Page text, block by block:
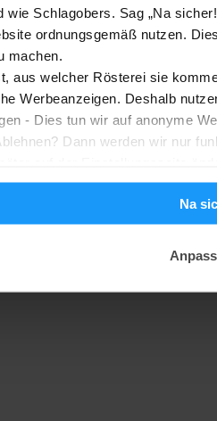
wie Schlagobers. Sag „Na
ordnungsgemäß nutzen.
machen.
aus welcher Rösterei sie
Werbeanzeigen. Deshalb
- Dies tun wir auf anonyme
Dann werden wir nur
Na
Alles zu Sonys neuen Budget-
Marc - 2. August 2026
neue Kamerafamilie im Überblick
- 1. August 2026